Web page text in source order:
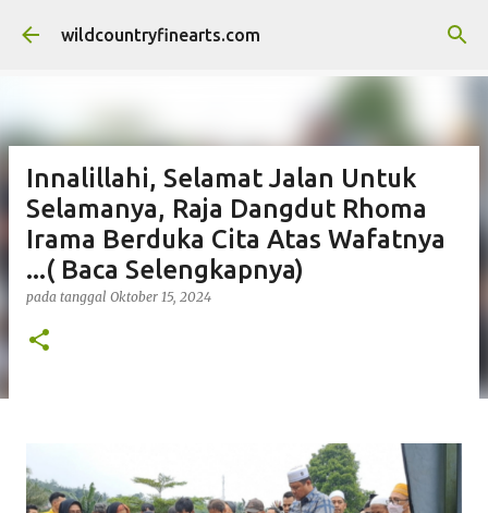
Langsung ke konten utama
wildcountryfinearts.com
Innalillahi, Selamat Jalan Untuk
Selamanya, Raja Dangdut Rhoma
Irama Berduka Cita Atas Wafatnya
...( Baca Selengkapnya)
pada tanggal Oktober 15, 2024